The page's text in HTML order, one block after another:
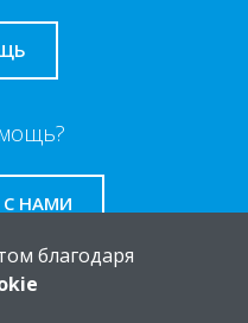
С НАМИ
благодаря